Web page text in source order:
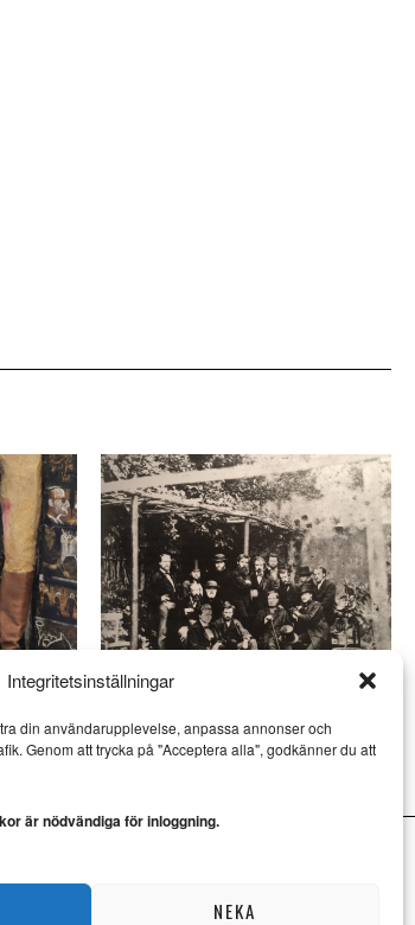
Integritetsinställningar
din användarupplevelse, anpassa annonser och
Genom att trycka på "Acceptera alla", godkänner du att
är nödvändiga för inloggning.
NEKA
hotas av nedläggning